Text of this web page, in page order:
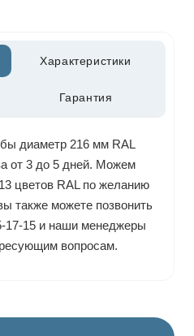
Характеристики
Гарантия
диаметр 216 мм RAL
от 3 до 5 дней. Можем
цветов RAL по желанию
также можете позвонить
17-15 и наши менеджеры
вопросам.